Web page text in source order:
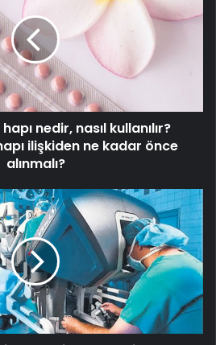
nedir, nasıl kullanılır?
ilişkiden ne kadar önce
alınmalı?